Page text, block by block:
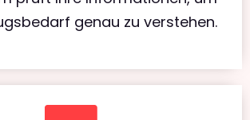
genau zu verstehen.